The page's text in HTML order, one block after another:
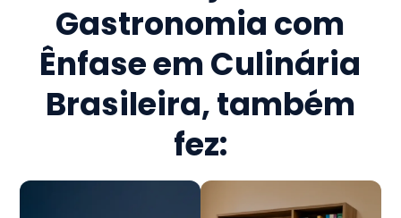
Gastronomia com
Ênfase em Culinária
Brasileira, também
fez: